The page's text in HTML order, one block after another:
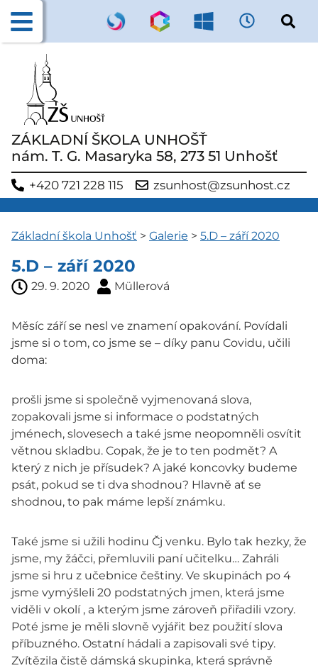
ZÁKLADNÍ ŠKOLA UNHOŠŤ
nám. T. G. Masaryka 58, 273 51 Unhošť
+420 721 228 115 zsunhost@zsunhost.cz
Základní škola Unhošť > Galerie > 5.D – září 2020
5.D – září 2020
29. 9. 2020 Müllerová
Měsíc září se nesl ve znamení opakování. Povídali
jsme si o tom, co jsme se – díky panu Covidu, učili
doma:
prošli jsme si společně vyjmenovaná slova,
zopakovali jsme si informace o podstatných
jménech, slovesech a také jsme neopomněli osvítit
větnou skladbu. Copak, že je to ten podmět? A
který z nich je přísudek? A jaké koncovky budeme
psát, pokud se ti dva shodnou? Hlavně ať se
shodnou, to pak máme lepší známku.
Také jsme si užili hodinu Čj venku. Bylo tak hezky, že
jsme, my žáčci, přemluvili paní učitelku… Zahráli
jsme si hru z učebnice češtiny. Ve skupinách po 4
jsme vymýšleli 20 podstatných jmen, která jsme
viděli v okolí , a kterým jsme zároveň přiřadili vzory.
Poté jsme je měli slovně vyjářit bez použití slova
příbuzného. Ostatní hádali a zapisovali své tipy.
Zvítězila čistě dámská skupinka, která správně